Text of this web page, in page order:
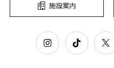
施設案内